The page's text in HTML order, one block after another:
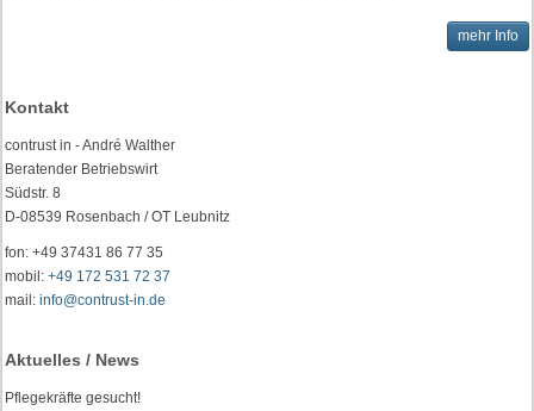
mehr Info
Kontakt
contrust in - André Walther
Beratender Betriebswirt
Südstr. 8
D-08539 Rosenbach / OT Leubnitz
fon: +49 37431 86 77 35
mobil:+49 172 531 72 37
mail:info@contrust-in.de
Aktuelles / News
Pflegekräfte gesucht!